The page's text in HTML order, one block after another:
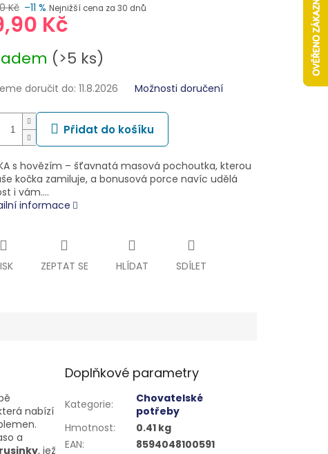
Kč –11 % Nejnižší cena za 30 dnů
Kč
(>5 ks)
doručit do: 11.8.2026 Možnosti doručení
Přidat do košíku
s hovězím – šťavnatá masová pochoutka, kterou
kočka zamiluje, a bonusová porce navíc udělá
i vám.…
informace
ZEPTAT SE HLÍDAT SDÍLET
nabízí
a
, jež
Doplňkové parametry
Kategorie:
Chovatelské
potřeby
Hmotnost:
0.41 kg
EAN:
8594048100591